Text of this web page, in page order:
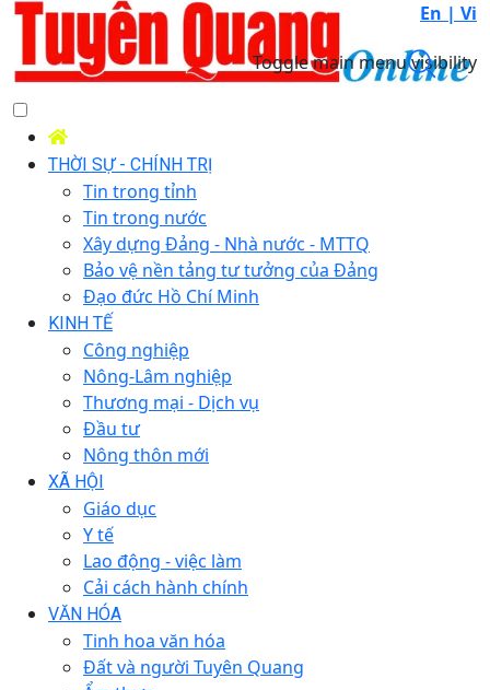
En | Vi
Toggle main menu visibility
THỜI SỰ - CHÍNH TRỊ
Tin trong tỉnh
Tin trong nước
Xây dựng Đảng - Nhà nước - MTTQ
Bảo vệ nền tảng tư tưởng của Đảng
Đạo đức Hồ Chí Minh
KINH TẾ
Công nghiệp
Nông-Lâm nghiệp
Thương mại - Dịch vụ
Đầu tư
Nông thôn mới
XÃ HỘI
Giáo dục
Y tế
Lao động - việc làm
Cải cách hành chính
VĂN HÓA
Tinh hoa văn hóa
Đất và người Tuyên Quang